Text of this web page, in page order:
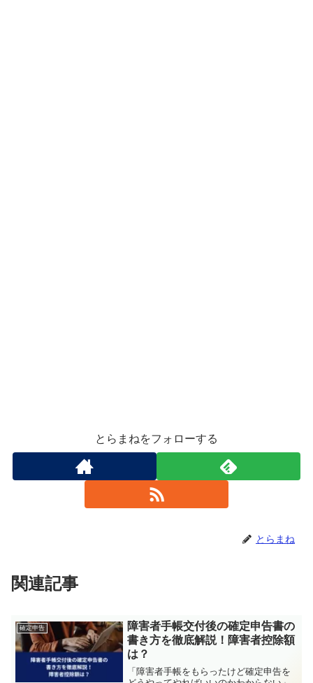
とらまねをフォローする
とらまね
関連記事
確定申告
障害者手帳交付後の確定申告書の
書き方を徹底解説！障害者控除額
は？
「障害者手帳をもらったけど確定申告を